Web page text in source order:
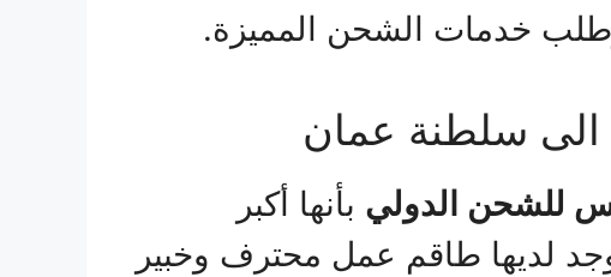
خدمات الشحن المميزة.
سلطنة عمان
للشحن الدولي بأنها أكبر
لديها طاقم عمل محترف وخبير